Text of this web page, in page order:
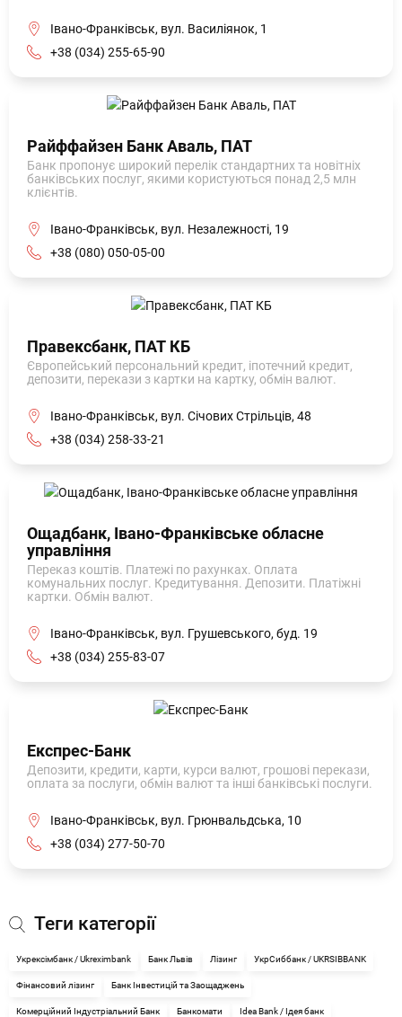
Івано-Франківськ, вул. Василіянок, 1
+38 (034) 255-65-90
Райффайзен Банк Аваль, ПАТ
Банк пропонує широкий перелік стандартних та новітніх
банківських послуг, якими користуються понад 2,5 млн
клієнтів.
Івано-Франківськ, вул. Незалежності, 19
+38 (080) 050-05-00
Правексбанк, ПАТ КБ
Європейський персональний кредит, іпотечний кредит,
депозити, перекази з картки на картку, обмін валют.
Івано-Франківськ, вул. Січових Стрільців, 48
+38 (034) 258-33-21
Ощадбанк, Івано-Франківське обласне
управління
Переказ коштів. Платежі по рахунках. Оплата
комунальних послуг. Кредитування. Депозити. Платіжні
картки. Обмін валют.
Івано-Франківськ, вул. Грушевського, буд. 19
+38 (034) 255-83-07
Експрес-Банк
Депозити, кредити, карти, курси валют, грошові перекази,
оплата за послуги, обмін валют та інші банківські послуги.
Івано-Франківськ, вул. Грюнвальдська, 10
+38 (034) 277-50-70
Теги категорії
Укрексімбанк / Ukreximbank Банк Львів Лізинг УкрСиббанк / UKRSIBBANK
Фінансовий лізинг Банк Інвестицій та Заощаджень
Комерційний Індустріальний Банк Банкомати Idea Bank / Ідея банк